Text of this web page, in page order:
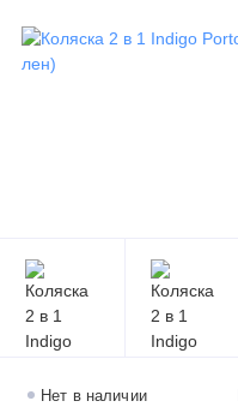
Нет в наличии